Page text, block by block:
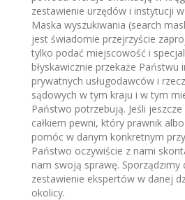
zestawienie urzędów i instytucji
Maska wyszukiwania (search
jest świadomie przejrzyście
tylko podać miejscowość i
błyskawicznie przekaże
prywatnych usługodawców i
sądowych w tym kraju i w tym
Państwo potrzebują. Jeśli
całkiem pewni, który prawnik
pomóc w danym konkretnym
Państwo oczywiście z nami
nam swoją sprawę. Sporządzimy
zestawienie ekspertów w danej
okolicy.